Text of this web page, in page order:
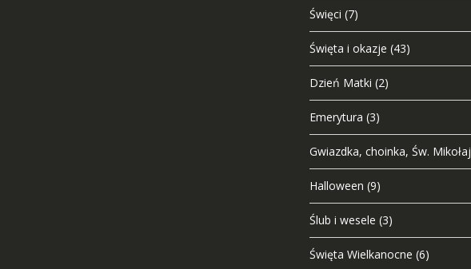
Święci (7)
Święta i okazje (43)
Dzień Matki (2)
Emerytura (3)
Gwiazdka, choinka, Św. Mikołaj
Halloween (9)
Ślub i wesele (3)
Święta Wielkanocne (6)